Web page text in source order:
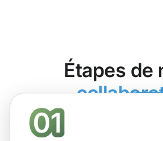
Étapes de